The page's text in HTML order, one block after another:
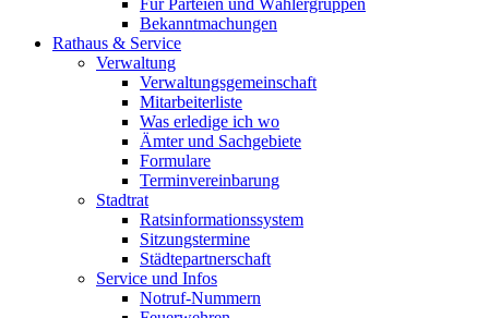
Für Parteien und Wählergruppen
Bekanntmachungen
Rathaus & Service
Verwaltung
Verwaltungsgemeinschaft
Mitarbeiterliste
Was erledige ich wo
Ämter und Sachgebiete
Formulare
Terminvereinbarung
Stadtrat
Ratsinformationssystem
Sitzungstermine
Städtepartnerschaft
Service und Infos
Notruf-Nummern